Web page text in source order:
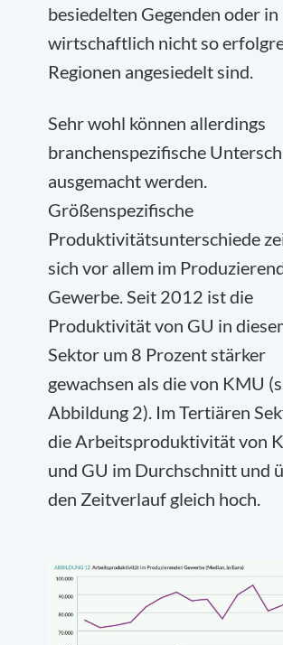
besiedelten Gegenden oder in
wirtschaftlich nicht so
Regionen angesiedelt sind.
Sehr wohl können allerdings
branchenspezifische
ausgemacht werden.
Größenspezifische
Produktivitätsunterschiede
sich vor allem im
Gewerbe. Seit 2012 ist die
Produktivität von GU in
Sektor um 8 Prozent stärker
gewachsen als die von KMU
Abbildung 2). Im Tertiären
die Arbeitsproduktivität von
und GU im Durchschnitt und
den Zeitverlauf gleich hoch.